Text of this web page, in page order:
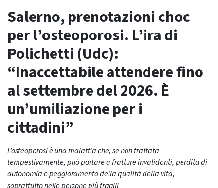
Salerno, prenotazioni choc
per l’osteoporosi. L’ira di
Polichetti (Udc):
“Inaccettabile attendere fino
al settembre del 2026. È
un’umiliazione per i
cittadini”
L’osteoporosi è una malattia che, se non trattata
tempestivamente, può portare a fratture invalidanti, perdita di
autonomia e peggioramento della qualità della vita,
soprattutto nelle persone più fragili